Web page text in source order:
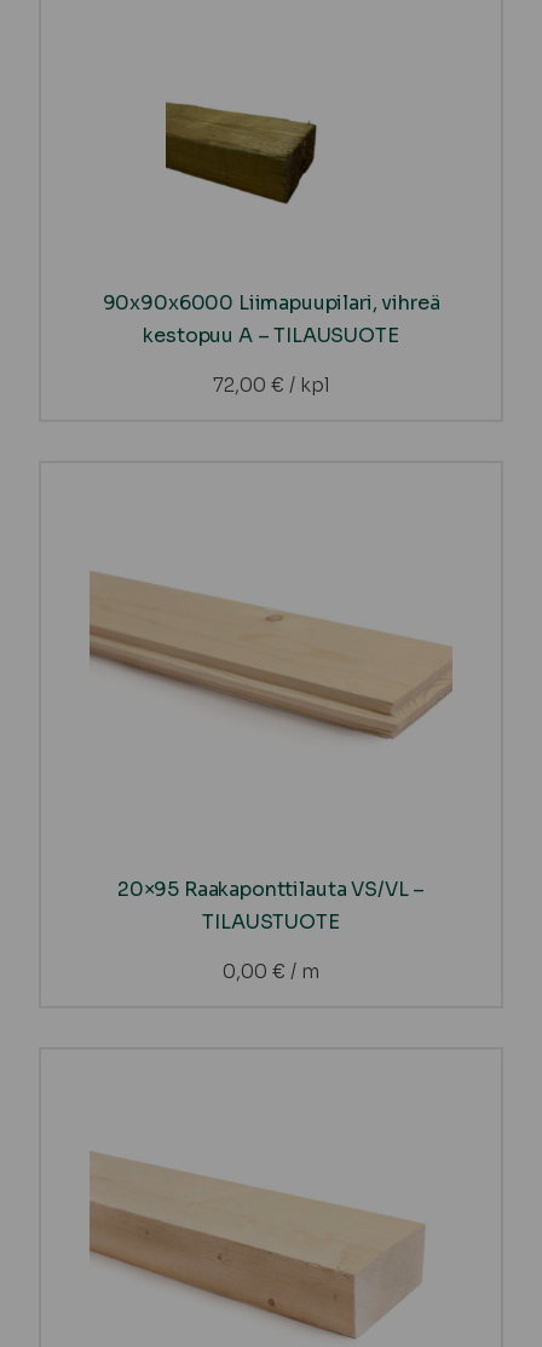
90x90x6000 Liimapuupilari, vihreä
kestopuu A – TILAUSUOTE
72,00 € / kpl
20×95 Raakaponttilauta VS/VL –
TILAUSTUOTE
0,00 € / m